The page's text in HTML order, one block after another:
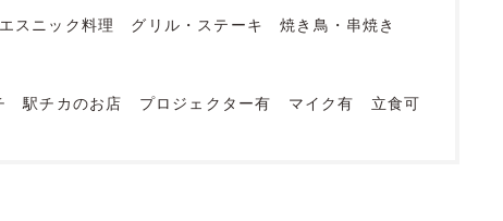
スニック料理 グリル・ステーキ
焼き鳥・串焼き
駅チカのお店 プロジェクター有 マイク有
立食可